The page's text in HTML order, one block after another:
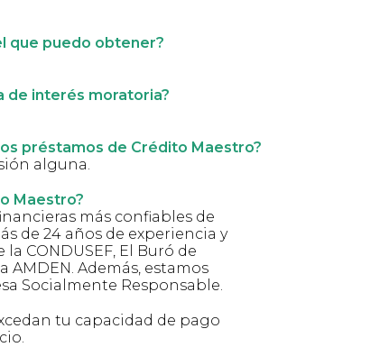
que puedo obtener?
de interés moratoria?
préstamos de Crédito Maestro?
alguna.
Maestro?
más confiables de
de 24 años de experiencia y
CONDUSEF, El Buró de
AMDEN. Además, estamos
Socialmente Responsable.
tu capacidad de pago